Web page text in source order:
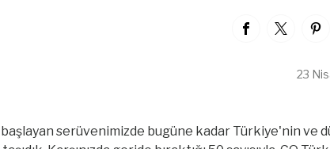
23
serüvenimizde bugüne kadar Türkiye'nin ve